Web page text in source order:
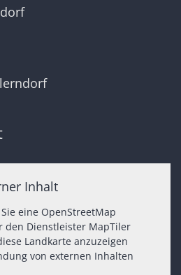
Inhalt
eine OpenStreetMap
den Dienstleister MapTiler
Landkarte anzuzeigen
von externen Inhalten